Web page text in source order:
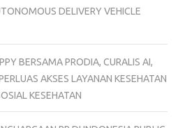
DELIVERY VEHICLE
BERSAMA PRODIA, CURALIS AI,
AKSES LAYANAN KESEHATAN
KESEHATAN